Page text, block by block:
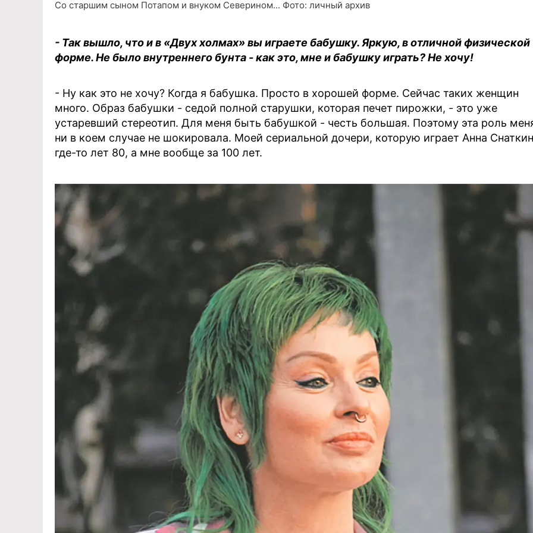
Со старшим сыном Потапом и внуком Северином... Фото: личный архив
- Так вышло, что и в «Двух холмах» вы играете бабушку. Яркую, в отличной физической
форме. Не было внутреннего бунта - как это, мне и бабушку играть? Не хочу!
- Ну как это не хочу? Когда я бабушка. Просто в хорошей форме. Сейчас таких женщин
много. Образ бабушки - седой полной старушки, которая печет пирожки, - это уже
устаревший стереотип. Для меня быть бабушкой - честь большая. Поэтому эта роль
ни в коем случае не шокировала. Моей сериальной дочери, которую играет Анна
где-то лет 80, а мне вообще за 100 лет.